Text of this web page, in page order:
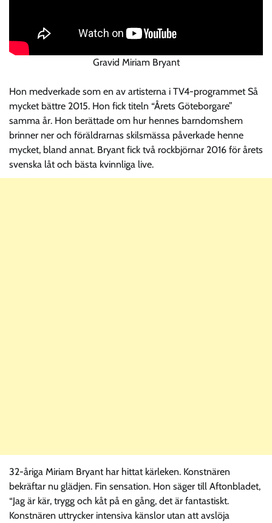
Gravid Miriam Bryant
Hon medverkade som en av artisterna i TV4-programmet Så
mycket bättre 2015. Hon fick titeln “Årets Göteborgare”
samma år. Hon berättade om hur hennes barndomshem
brinner ner och föräldrarnas skilsmässa påverkade henne
mycket, bland annat. Bryant fick två rockbjörnar 2016 för årets
svenska låt och bästa kvinnliga live.
32-åriga Miriam Bryant har hittat kärleken. Konstnären
bekräftar nu glädjen. Fin sensation. Hon säger till Aftonbladet,
“Jag är kär, trygg och kåt på en gång, det är fantastiskt.
Konstnären uttrycker intensiva känslor utan att avslöja